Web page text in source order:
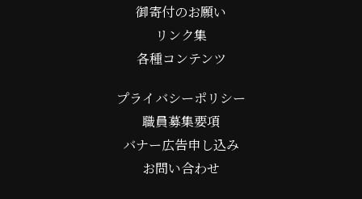
御寄付のお願い
リンク集
各種コンテンツ
プライバシーポリシー
職員募集要項
バナー広告申し込み
お問い合わせ